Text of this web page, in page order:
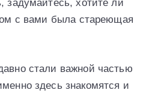
задумайтесь, хотите ли
с вами была стареющая
стали важной частью
здесь знакомятся и